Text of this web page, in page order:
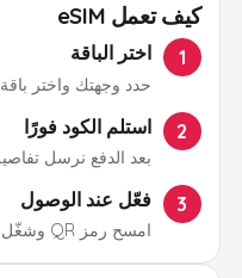
كيف تعمل eSIM
1 اختر الباقة
حدد وجهتك واختر باقة
2 استلم الكود فورًا
بعد الدفع نرسل
3 فعّل عند الوصول
امسح رمز QR وشغّل تجوال البيانات عند الوصول.